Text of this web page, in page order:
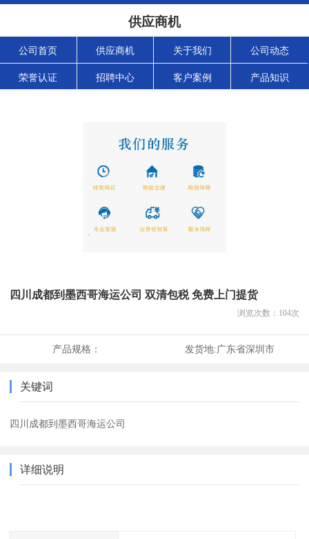
供应商机
公司首页 供应商机 关于我们 公司动态
荣誉认证 招聘中心 客户案例 产品知识
四川成都到墨西哥海运公司 双清包税 免费上门提货
浏览次数： 104次
产品规格： 发货地:广东省深圳市
关键词
四川成都到墨西哥海运公司
详细说明